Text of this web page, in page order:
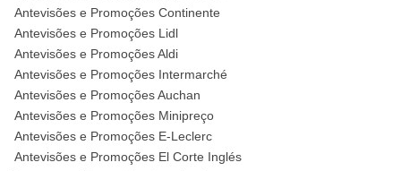
Antevisões e Promoções Continente
Antevisões e Promoções Lidl
Antevisões e Promoções Aldi
Antevisões e Promoções Intermarché
Antevisões e Promoções Auchan
Antevisões e Promoções Minipreço
Antevisões e Promoções E-Leclerc
Antevisões e Promoções El Corte Inglés